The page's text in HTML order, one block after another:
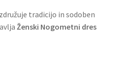
tradicijo in sodoben
Ženski Nogometni dres